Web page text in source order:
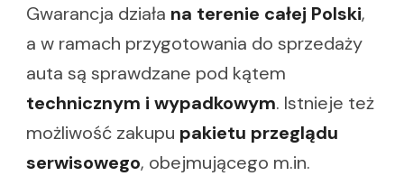
Gwarancja działa na terenie całej Polski,
a w ramach przygotowania do sprzedaży
auta są sprawdzane pod kątem
technicznym i wypadkowym. Istnieje też
możliwość zakupu pakietu przeglądu
serwisowego, obejmującego m.in.